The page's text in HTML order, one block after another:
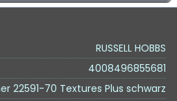
RUSSELL HOBBS
4008496855681
22591-70 Textures Plus schwarz